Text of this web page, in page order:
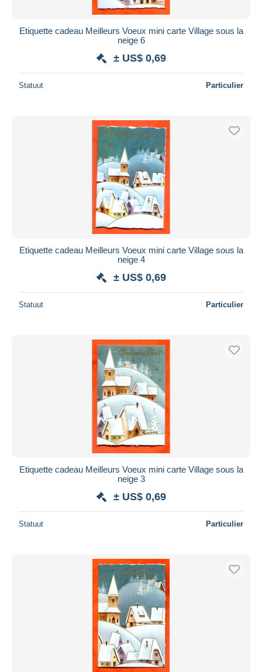
Etiquette cadeau Meilleurs Voeux mini carte Village sous la
neige 6
± US$ 0,69
Statuut Particulier
Etiquette cadeau Meilleurs Voeux mini carte Village sous la
neige 4
± US$ 0,69
Statuut Particulier
Etiquette cadeau Meilleurs Voeux mini carte Village sous la
neige 3
± US$ 0,69
Statuut Particulier